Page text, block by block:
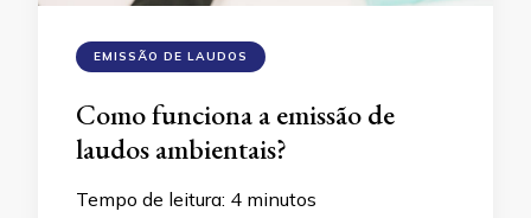
EMISSÃO DE LAUDOS
Como funciona a emissão de
laudos ambientais?
Tempo de leitura: 4 minutos